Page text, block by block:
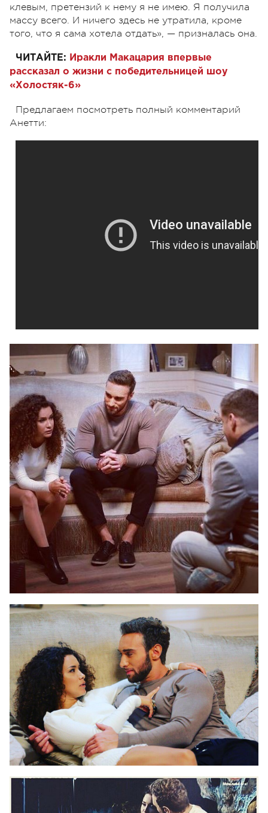
клевым, претензий к нему я не имею. Я получила
массу всего. И ничего здесь не утратила, кроме
того, что я сама хотела отдать», — призналась она.
ЧИТАЙТЕ: Иракли Макацария впервые
рассказал о жизни с победительницей шоу
«Холостяк-6»
Предлагаем посмотреть полный комментарий
Анетти: